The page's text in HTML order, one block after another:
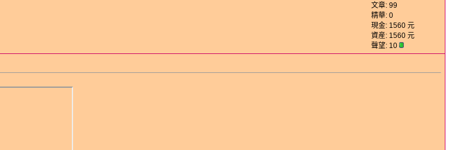
文章: 99
精華: 0
現金: 1560 元
資産: 1560 元
聲望: 10